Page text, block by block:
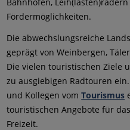
Fördermöglichkeiten.
Die abwechslungsreiche
geprägt von Weinbergen,
Die vielen touristischen Ziele
zu ausgiebigen Radtouren
und Kollegen vomTourismus
touristischen Angebote für
Freizeit.